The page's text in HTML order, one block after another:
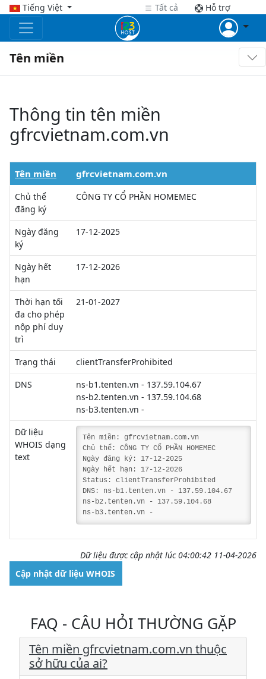
Tiếng Việt Tất cả Hỗ trợ
Tên miền
Thông tin tên miền
gfrcvietnam.com.vn
Tên miền gfrcvietnam.com.vn
Chủ thể
đăng ký
CÔNG TY CỔ PHẦN HOMEMEC
Ngày đăng
ký
17-12-2025
Ngày hết
hạn
17-12-2026
Thời hạn tối
đa cho phép
nộp phí duy
trì
21-01-2027
Trạng thái
clientTransferProhibited
DNS
ns-b1.tenten.vn - 137.59.104.67
ns-b2.tenten.vn - 137.59.104.68
ns-b3.tenten.vn -
Dữ liệu
WHOIS dạng
text
Tên miền: gfrcvietnam.com.vn
Chủ thể: CÔNG TY CỔ PHẦN HOMEMEC
Ngày đăng ký: 17-12-2025
Ngày hết hạn: 17-12-2026
Status: clientTransferProhibited
DNS: ns-b1.tenten.vn - 137.59.104.67
ns-b2.tenten.vn - 137.59.104.68
ns-b3.tenten.vn -
Dữ liệu được cập nhật lúc 04:00:42 11-04-2026
Cập nhật dữ liệu WHOIS
FAQ - CÂU HỎI THƯỜNG GẶP
Tên miền gfrcvietnam.com.vn thuộc
sở hữu của ai?